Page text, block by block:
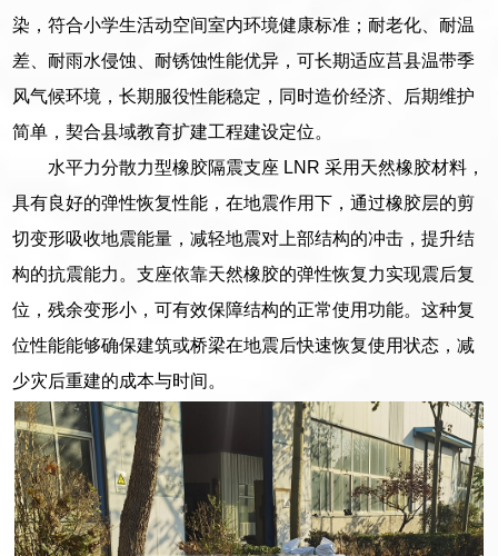
染，符合小学生活动空间室内环境健康标准；耐老化、耐温
差、耐雨水侵蚀、耐锈蚀性能优异，可长期适应莒县温带季
风气候环境，长期服役性能稳定，同时造价经济、后期维护
简单，契合县域教育扩建工程建设定位。
水平力分散力型橡胶隔震支座 LNR 采用天然橡胶材料，
具有良好的弹性恢复性能，在地震作用下，通过橡胶层的剪
切变形吸收地震能量，减轻地震对上部结构的冲击，提升结
构的抗震能力。支座依靠天然橡胶的弹性恢复力实现震后复
位，残余变形小，可有效保障结构的正常使用功能。这种复
位性能能够确保建筑或桥梁在地震后快速恢复使用状态，减
少灾后重建的成本与时间。